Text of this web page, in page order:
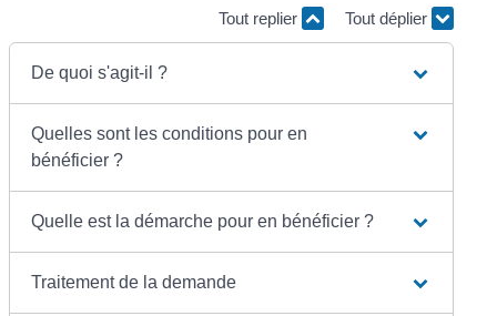
Tout replier Tout déplier
De quoi s'agit-il ?
Quelles sont les conditions pour en
bénéficier ?
Quelle est la démarche pour en bénéficier ?
Traitement de la demande